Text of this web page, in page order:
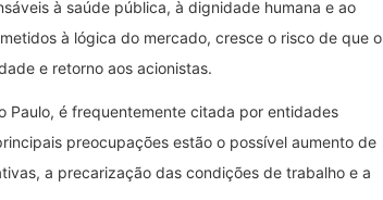
à saúde pública, à dignidade humana e ao
à lógica do mercado, cresce o risco de que o
e retorno aos acionistas.
Paulo, é frequentemente citada por entidades
preocupações estão o possível aumento de
a precarização das condições de trabalho e a